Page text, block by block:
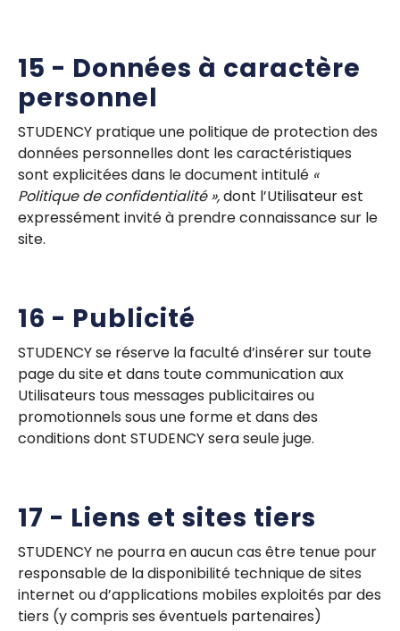
15 - Données à caractère
personnel
STUDENCY pratique une politique de protection des
données personnelles dont les caractéristiques
sont explicitées dans le document intitulé «
Politique de confidentialité »,dont l’Utilisateur est
expressément invité à prendre connaissance sur le
site.
16 - Publicité
STUDENCY se réserve la faculté d’insérer sur toute
page du site et dans toute communication aux
Utilisateurs tous messages publicitaires ou
promotionnels sous une forme et dans des
conditions dont STUDENCY sera seule juge.
17 - Liens et sites tiers
STUDENCY ne pourra en aucun cas être tenue pour
responsable de la disponibilité technique de sites
internet ou d’applications mobiles exploités par des
tiers (y compris ses éventuels partenaires)